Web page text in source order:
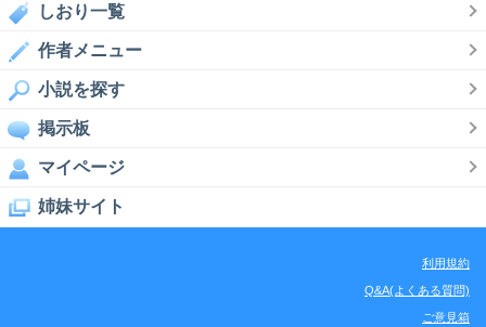
しおり一覧
作者メニュー
小説を探す
掲示板
マイページ
姉妹サイト
利用規約
Q&A(よくある質問)
ご意見箱